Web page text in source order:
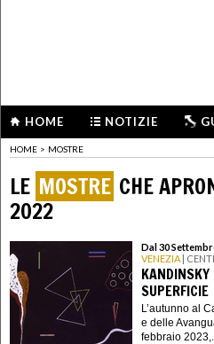
HOME NOTIZIE
HOME > MOSTRE
LE MOSTRE CHE
2022
Dal 30
VENEZIA |
KANDINSKY
SUPERFICIE
L’autunno al
e delle
febbraio 2023,...